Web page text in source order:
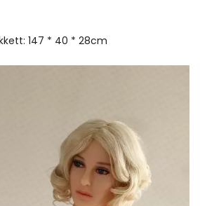
147 * 40 * 28cm